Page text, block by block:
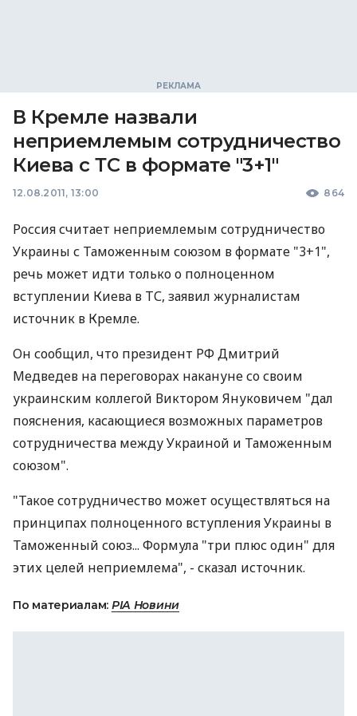
В Кремле назвали
неприемлемым сотрудничество
Киева с ТС в формате "3+1"
12.08.2011, 13:00 864
Россия считает неприемлемым сотрудничество
Украины с Таможенным союзом в формате "3+1",
речь может идти только о полноценном
вступлении Киева в ТС, заявил журналистам
источник в Кремле.
Он сообщил, что президент РФ Дмитрий
Медведев на переговорах накануне со своим
украинским коллегой Виктором Януковичем "дал
пояснения, касающиеся возможных параметров
сотрудничества между Украиной и Таможенным
союзом".
"Такое сотрудничество может осуществляться на
принципах полноценного вступления Украины в
Таможенный союз... Формула "три плюс один" для
этих целей неприемлема", - сказал источник.
По материалам: РІА Новини